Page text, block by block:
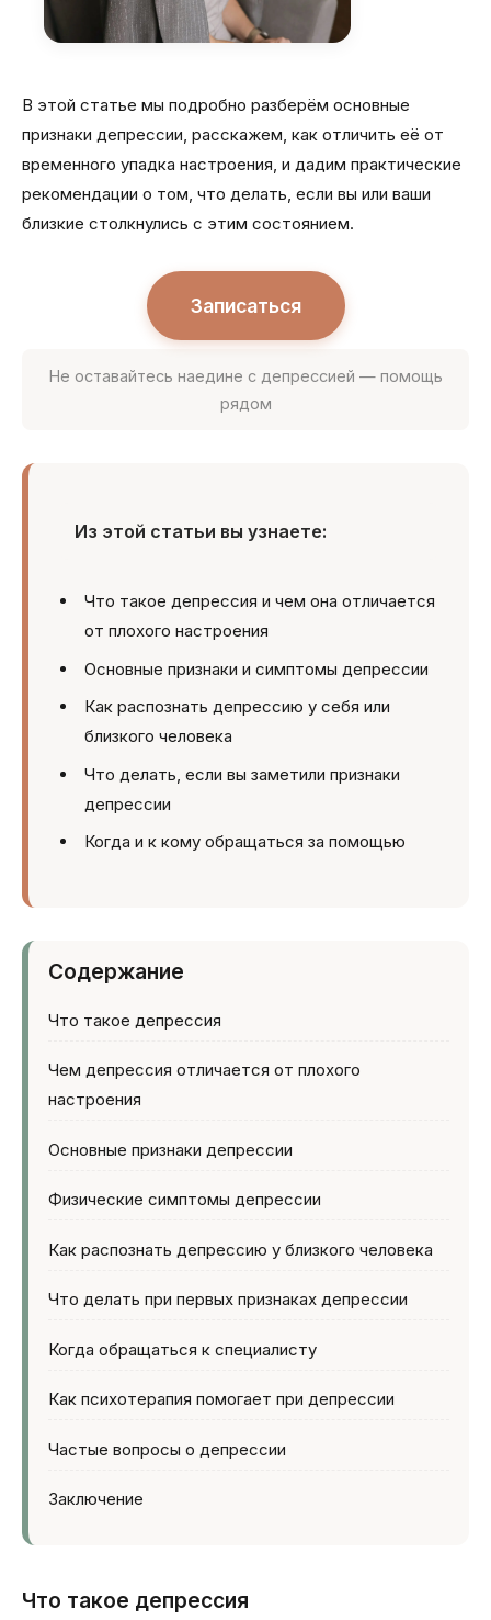
В этой статье мы подробно разберём основные
признаки депрессии, расскажем, как отличить её от
временного упадка настроения, и дадим практические
рекомендации о том, что делать, если вы или ваши
близкие столкнулись с этим состоянием.
Записаться
Не оставайтесь наедине с депрессией — помощь
рядом
Из этой статьи вы узнаете:
Что такое депрессия и чем она отличается
от плохого настроения
Основные признаки и симптомы депрессии
Как распознать депрессию у себя или
близкого человека
Что делать, если вы заметили признаки
депрессии
Когда и к кому обращаться за помощью
Содержание
Что такое депрессия
Чем депрессия отличается от плохого
настроения
Основные признаки депрессии
Физические симптомы депрессии
Как распознать депрессию у близкого человека
Что делать при первых признаках депрессии
Когда обращаться к специалисту
Как психотерапия помогает при депрессии
Частые вопросы о депрессии
Заключение
Что такое депрессия